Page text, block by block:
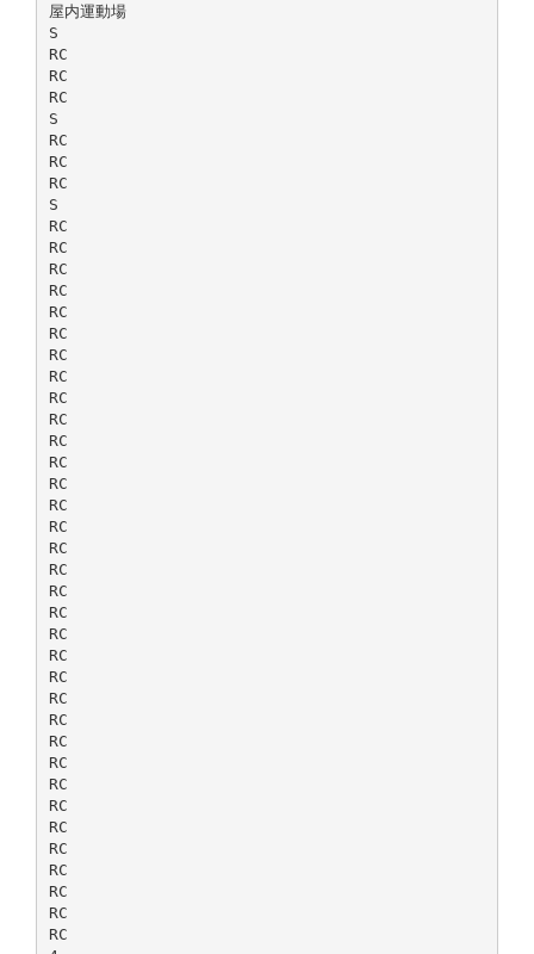
屋内運動場
S
RC
RC
RC
S
RC
RC
RC
S
RC
RC
RC
RC
RC
RC
RC
RC
RC
RC
RC
RC
RC
RC
RC
RC
RC
RC
RC
RC
RC
RC
RC
RC
RC
RC
RC
RC
RC
RC
RC
RC
RC
RC